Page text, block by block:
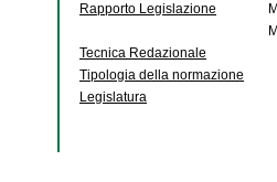
Rapporto Legislazione
Tecnica Redazionale
Tipologia della normazione
Legislatura